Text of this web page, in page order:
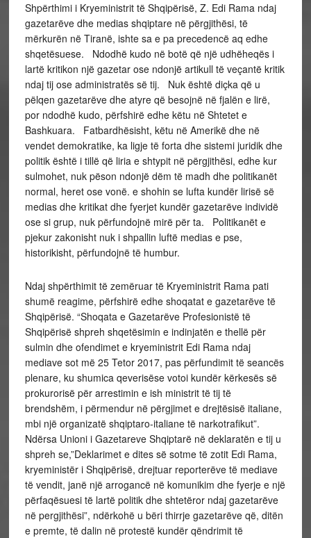
Shpërthimi i Kryeministrit të Shqipërisë, Z. Edi Rama ndaj
gazetarëve dhe medias shqiptare në përgjithësi, të
mërkurën në Tiranë, ishte sa e pa precedencë aq edhe
shqetësuese. Ndodhë kudo në botë që një udhëheqës i
lartë kritikon një gazetar ose ndonjë artikull të veçantë kritik
ndaj tij ose administratës së tij. Nuk është diçka që u
pëlqen gazetarëve dhe atyre që besojnë në fjalën e lirë,
por ndodhë kudo, përfshirë edhe këtu në Shtetet e
Bashkuara. Fatbardhësisht, këtu në Amerikë dhe në
vendet demokratike, ka ligje të forta dhe sistemi juridik dhe
politik është i tillë që liria e shtypit në përgjithësi, edhe kur
sulmohet, nuk pëson ndonjë dëm të madh dhe politikanët
normal, heret ose vonë. e shohin se lufta kundër lirisë së
medias dhe kritikat dhe fyerjet kundër gazetarëve individë
ose si grup, nuk përfundojnë mirë për ta. Politikanët e
pjekur zakonisht nuk i shpallin luftë medias e pse,
historikisht, përfundojnë të humbur.
Ndaj shpërthimit të zemëruar të Kryeministrit Rama pati
shumë reagime, përfshirë edhe shoqatat e gazetarëve të
Shqipërisë. “Shoqata e Gazetarëve Profesionistë të
Shqipërisë shpreh shqetësimin e indinjatën e thellë për
sulmin dhe ofendimet e kryeministrit Edi Rama ndaj
mediave sot më 25 Tetor 2017, pas përfundimit të seancës
plenare, ku shumica qeverisëse votoi kundër kërkesës së
prokurorisë për arrestimin e ish ministrit të tij të
brendshëm, i përmendur në përgjimet e drejtësisë italiane,
mbi një organizatë shqiptaro-italiane të narkotrafikut”.
Ndërsa Unioni i Gazetareve Shqiptarë në deklaratën e tij u
shpreh se,”Deklarimet e dites së sotme të zotit Edi Rama,
kryeministër i Shqipërisë, drejtuar reporterëve të mediave
të vendit, janë një arrogancë në komunikim dhe fyerje e një
përfaqësuesi të lartë politik dhe shtetëror ndaj gazetarëve
në pergjithësi”, ndërkohë u bëri thirrje gazetarëve që, ditën
e premte, të dalin në protestë kundër qëndrimit të